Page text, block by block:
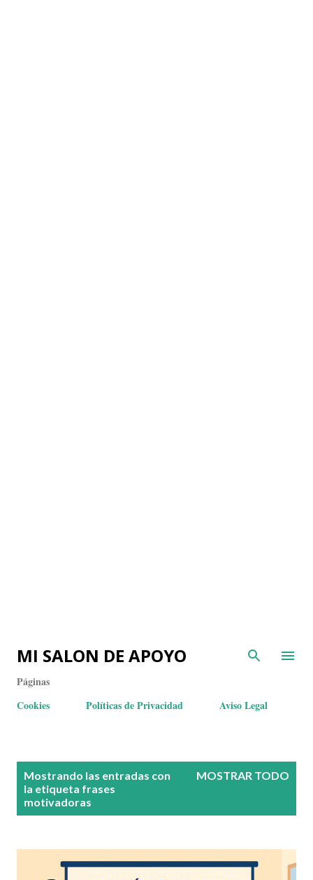
MI SALON DE APOYO
Páginas
Cookies
Políticas de Privacidad Aviso Legal
Mostrando las entradas con
la etiqueta frases
motivadoras
MOSTRAR TODO